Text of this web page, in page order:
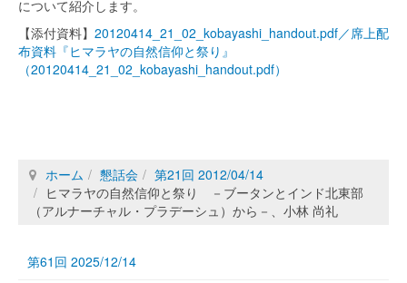
について紹介します。
【添付資料】 20120414_21_02_kobayashi_handout.pdf／席上配
布資料『ヒマラヤの自然信仰と祭り』
（20120414_21_02_kobayashi_handout.pdf）
ホーム 懇話会
第21回 2012/04/14
ヒマラヤの自然信仰と祭り －ブータンとインド北東部
（アルナーチャル・プラデーシュ）から－、小林 尚礼
第61回 2025/12/14